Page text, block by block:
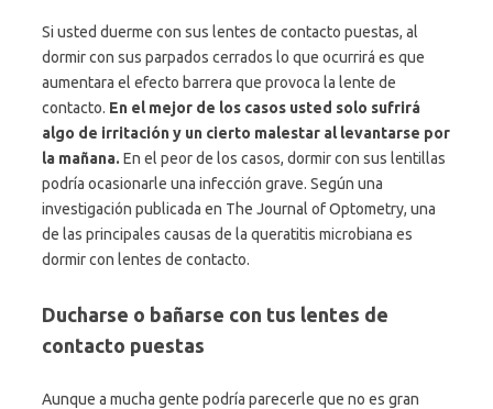
Si usted duerme con sus lentes de contacto puestas, al
dormir con sus parpados cerrados lo que ocurrirá es que
aumentara el efecto barrera que provoca la lente de
contacto. En el mejor de los casos usted solo sufrirá
algo de irritación y un cierto malestar al levantarse por
la mañana. En el peor de los casos, dormir con sus lentillas
podría ocasionarle una infección grave. Según una
investigación publicada en The Journal of Optometry, una
de las principales causas de la queratitis microbiana es
dormir con lentes de contacto.
Ducharse o bañarse con tus lentes de
contacto puestas
Aunque a mucha gente podría parecerle que no es gran